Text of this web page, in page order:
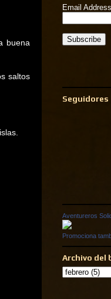
buena
saltos
Email Address
Seguidores
Aventureros
Promociona
Archivo del